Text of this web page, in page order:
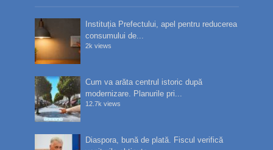
Instituția Prefectului, apel pentru reducerea
consumului de...
2k views
Cum va arăta centrul istoric după
modernizare. Planurile pri...
12.7k views
Diaspora, bună de plată. Fiscul verifică